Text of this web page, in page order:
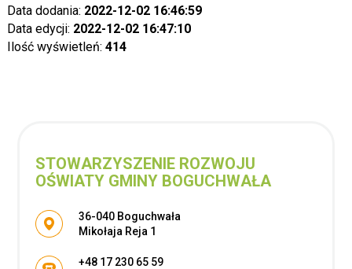
Data dodania: 2022-12-02 16:46:59
Data edycji: 2022-12-02 16:47:10
Ilość wyświetleń: 414
STOWARZYSZENIE ROZWOJU
OŚWIATY GMINY BOGUCHWAŁA
Adres pocztowy:
36-040 Boguchwała
Mikołaja Reja 1
+48 17 230 65 59